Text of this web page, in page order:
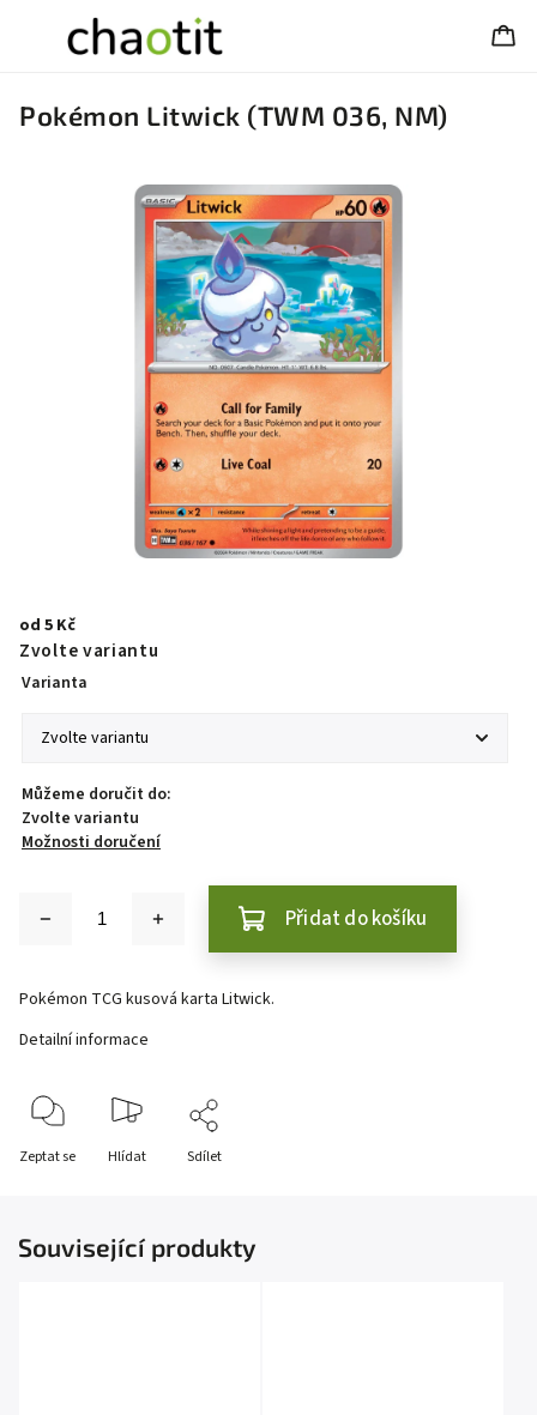
Pokémon Litwick (TWM 036, NM)
od 5 Kč
Zvolte variantu
Varianta
Můžeme doručit do:
Zvolte variantu
Možnosti doručení
Přidat do košíku
Pokémon TCG kusová karta Litwick.
Detailní informace
Zeptat se Hlídat Sdílet
Související produkty